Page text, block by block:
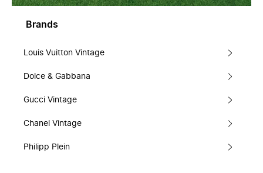
Brands
Louis Vuitton Vintage
Dolce & Gabbana
Gucci Vintage
Chanel Vintage
Philipp Plein